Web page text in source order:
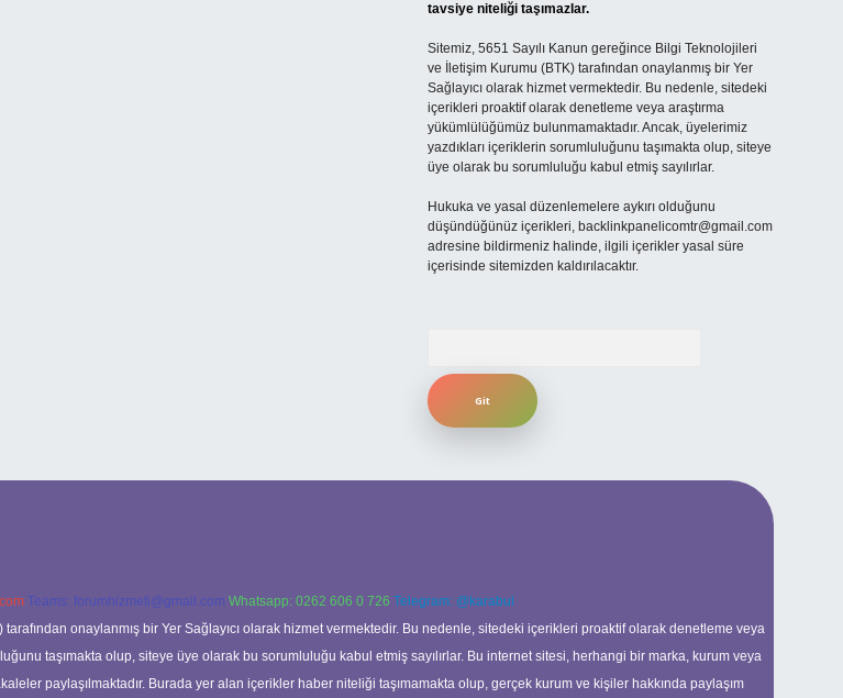
tavsiye niteliği taşımazlar.
Sitemiz, 5651 Sayılı Kanun gereğince Bilgi Teknolojileri
ve İletişim Kurumu (BTK) tarafından onaylanmış bir Yer
Sağlayıcı olarak hizmet vermektedir. Bu nedenle, sitedeki
içerikleri proaktif olarak denetleme veya araştırma
yükümlülüğümüz bulunmamaktadır. Ancak, üyelerimiz
yazdıkları içeriklerin sorumluluğunu taşımakta olup, siteye
üye olarak bu sorumluluğu kabul etmiş sayılırlar.
Hukuka ve yasal düzenlemelere aykırı olduğunu
düşündüğünüz içerikleri, backlinkpanelicomtr@gmail.com
adresine bildirmeniz halinde, ilgili içerikler yasal süre
içerisinde sitemizden kaldırılacaktır.
Teams: forumhizmeti@gmail.com Whatsapp: 0262 606 0 726 Telegram: @karabul
onaylanmış bir Yer Sağlayıcı olarak hizmet vermektedir. Bu nedenle, sitedeki içerikleri proaktif olarak denetleme veya
taşımakta olup, siteye üye olarak bu sorumluluğu kabul etmiş sayılırlar. Bu internet sitesi, herhangi bir marka, kurum veya
paylaşılmaktadır. Burada yer alan içerikler haber niteliği taşımamakta olup, gerçek kurum ve kişiler hakkında paylaşım